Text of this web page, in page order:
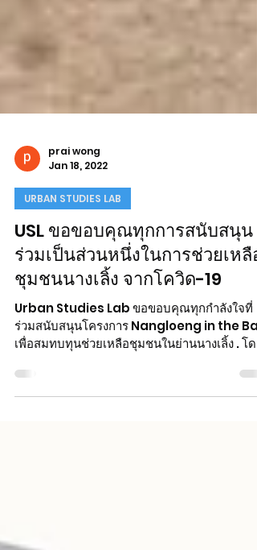
prai wong
URBAN STUDIES LAB
USL ขอขอบคุณทุกการสนับสนุน
ร่วมเป็นส่วนหนึ่งในการช่วยเหลือ
ชุมชนนางเลิ้ง จากโควิด-19
ร่วมสนับสนุนโครงการ Nangloeng in the
เพื่อสมทบทุนช่วยเหลือชุมชนในย่านนางเลิ้ง . โดย